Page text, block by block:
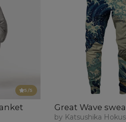
5/5
Great Wave
by Katsushika